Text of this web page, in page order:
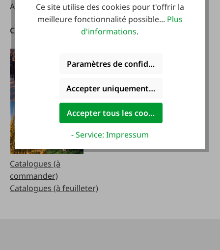
Autriche
Catalogues
Catalogues (à
commander)
Catalogues (à feuilleter)
Télécharger notre
Ce site utilise des cookies pour t'offrir la
meilleure fonctionnalité possible... Plus
d'informations.
Paramètres de confidentialité
Accepter uniquement les cookies
Accepter tous les cookies
- Service: Impressum